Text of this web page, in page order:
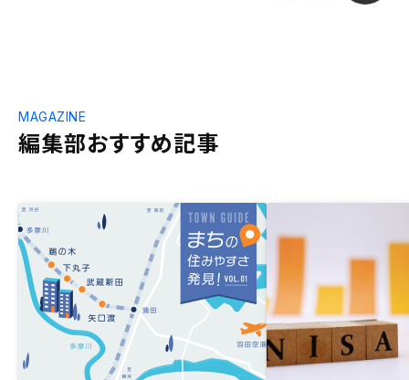
編集部おすすめ記事
MAGAZINE